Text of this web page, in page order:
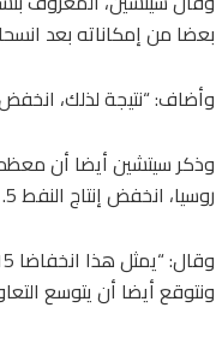
بعضا من إمكاناته بعد
وأضاف: “نتيجة لذلك، انخفض إنتاج التحالف من 58 إلى 37 مليون
روسيا، انخفض إنتاج النفط 1.5 مليون برميل يوميا.
ونتوقع أيضا أن يتوسع